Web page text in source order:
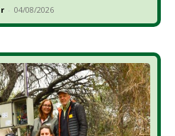
- 04/08/2026